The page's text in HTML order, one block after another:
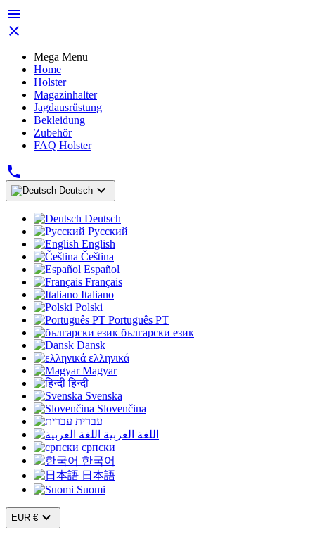


Mega Menu
Home
Holster
Magazinhalter
Jagdausrüstung
Bekleidung
Zubehör
FAQ Holster

Deutsch 
Deutsch
Русский
English
Čeština
Español
Français
Italiano
Polski
Português PT
български език
Dansk
ελληνικά
Magyar
हिन्दी
Svenska
Slovenčina
עברית
اللغة العربية
српски
한국어
日本語
Suomi
EUR € 